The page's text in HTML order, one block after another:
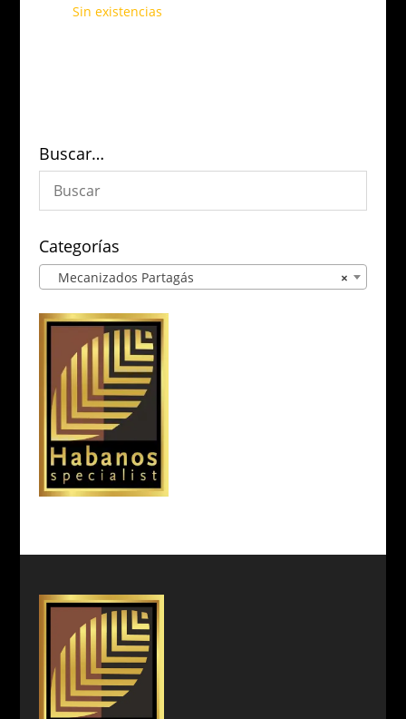
Sin existencias
Buscar…
Categorías
×
Mecanizados Partagás